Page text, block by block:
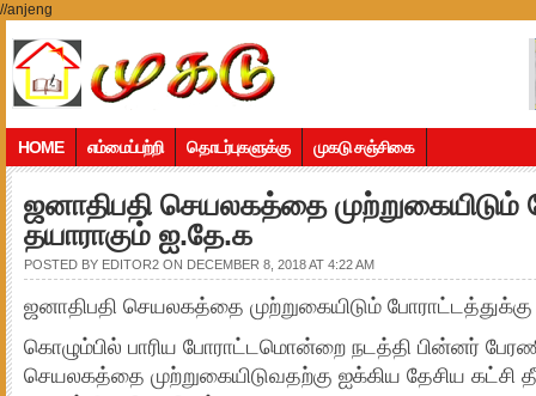
//anjeng
HOME எம்மைப்பற்றி தொடர்புகளுக்கு முகடு சஞ்சிகை
ஜனாதிபதி செயலகத்தை முற்றுகையிடும்
தயாராகும் ஐ.தே.க
POSTED BY EDITOR2 ON DECEMBER 8, 2018 AT 4:22 AM
ஜனாதிபதி செயலகத்தை முற்றுகையிடும்
கொழும்பில் பாரிய போராட்டமொன்றை நடத்தி பின்னர்
செயலகத்தை முற்றுகையிடுவதற்கு ஐக்கிய தேசிய கட்சி